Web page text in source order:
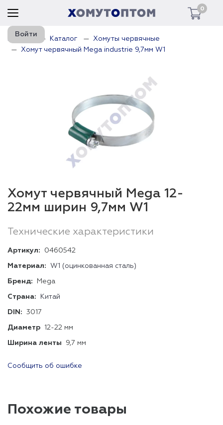
0
Войти
Главная Каталог
Хомуты червячные
Хомут червячный Mega industrie 9,7мм W1
Хомут червячный Mega 12-
22мм ширин 9,7мм W1
Технические характеристики
Артикул: 0460542
Материал: W1 (оцинкованная сталь)
Бренд: Mega
Страна: Китай
DIN: 3017
Диаметр 12-22 мм
Ширина ленты 9,7 мм
Сообщить об ошибке
Похожие товары